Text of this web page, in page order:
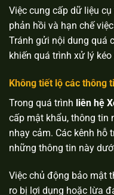
Việc cung cấp dữ liệu
phản hồi và hạn chế
Tránh gửi nội dung quá
khiến quá trình xử lý
Không tiết lộ các thông
Trong quá trình liên hệ
cấp mật khẩu, thông tin
nhạy cảm. Các kênh hỗ
những thông tin này
Việc chủ động bảo mật
ro bị lợi dụng hoặc lừa